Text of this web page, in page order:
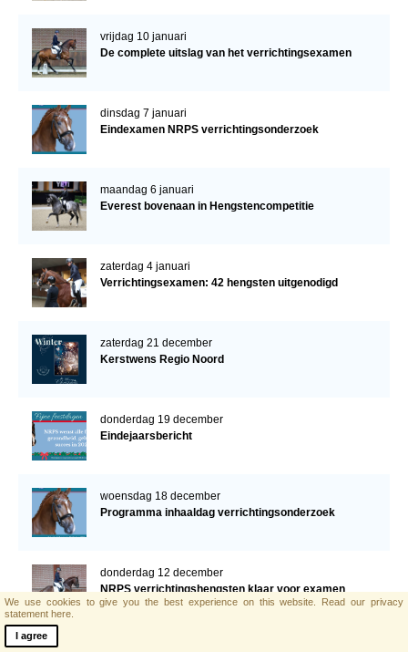
vrijdag 10 januari
De complete uitslag van het verrichtingsexamen
dinsdag 7 januari
Eindexamen NRPS verrichtingsonderzoek
maandag 6 januari
Everest bovenaan in Hengstencompetitie
zaterdag 4 januari
Verrichtingsexamen: 42 hengsten uitgenodigd
zaterdag 21 december
Kerstwens Regio Noord
donderdag 19 december
Eindejaarsbericht
woensdag 18 december
Programma inhaaldag verrichtingsonderzoek
donderdag 12 december
NRPS verrichtingshengsten klaar voor examen
We use cookies to give you the best experience on this website. Read our privacy
statement here.
I agree